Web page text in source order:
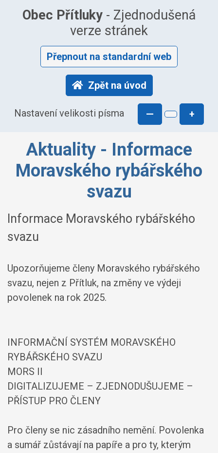
Obec Přítluky - Zjednodušená
verze stránek
Přepnout na standardní web
Zpět na úvod
Nastavení velikosti písma — +
Aktuality - Informace
Moravského rybářského
svazu
Informace Moravského rybářského
svazu
Upozorňujeme členy Moravského rybářského
svazu, nejen z Přítluk, na změny ve výdeji
povolenek na rok 2025.
INFORMAČNÍ SYSTÉM MORAVSKÉHO
RYBÁŘSKÉHO SVAZU
MORS II
DIGITALIZUJEME – ZJEDNODUŠUJEME –
PŘÍSTUP PRO ČLENY
Pro členy se nic zásadního nemění. Povolenka
a sumář zůstávají na papíře a pro ty, kterým